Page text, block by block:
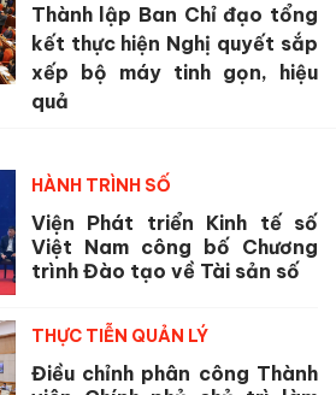
Thành lập Ban Chỉ đạo tổng
kết thực hiện Nghị quyết sắp
xếp bộ máy tinh gọn, hiệu
quả
HÀNH TRÌNH SỐ
Viện Phát triển Kinh tế số
Việt Nam công bố Chương
trình Đào tạo về Tài sản số
THỰC TIỄN QUẢN LÝ
Điều chỉnh phân công Thành